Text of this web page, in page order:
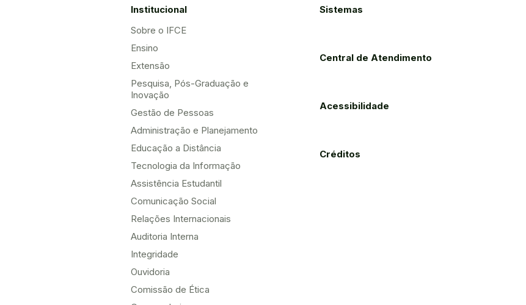
Institucional
Sobre o IFCE
Ensino
Extensão
Pesquisa, Pós-Graduação e
Inovação
Gestão de Pessoas
Administração e Planejamento
Educação a Distância
Tecnologia da Informação
Assistência Estudantil
Comunicação Social
Relações Internacionais
Auditoria Interna
Integridade
Ouvidoria
Comissão de Ética
Sistemas
Central de Atendimento
Acessibilidade
Créditos